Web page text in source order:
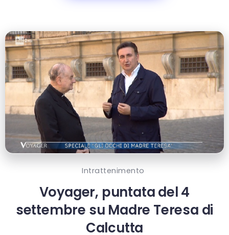
Intrattenimento
Voyager, puntata del 4
settembre su Madre Teresa di
Calcutta